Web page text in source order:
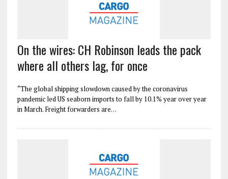
On the wires: CH Robinson leads the pack
where all others lag, for once
“The global shipping slowdown caused by the coronavirus
pandemic led US seaborn imports to fall by 10.1% year over year
in March. Freight forwarders are…